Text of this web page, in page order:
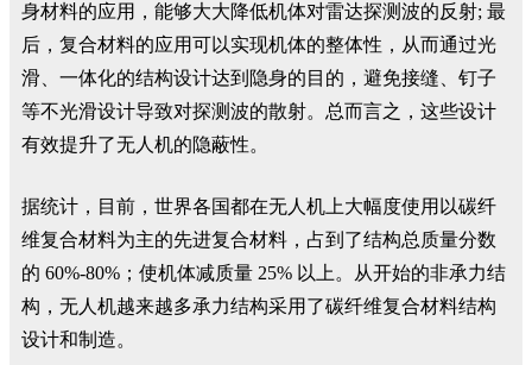
身材料的应用，能够大大降低机体对雷达探测波的反射; 最
后，复合材料的应用可以实现机体的整体性，从而通过光
滑、一体化的结构设计达到隐身的目的，避免接缝、钉子
等不光滑设计导致对探测波的散射。总而言之，这些设计
有效提升了无人机的隐蔽性。
据统计，目前，世界各国都在无人机上大幅度使用以碳纤
维复合材料为主的先进复合材料，占到了结构总质量分数
的 60%-80%；使机体减质量 25% 以上。从开始的非承力结
构，无人机越来越多承力结构采用了碳纤维复合材料结构
设计和制造。